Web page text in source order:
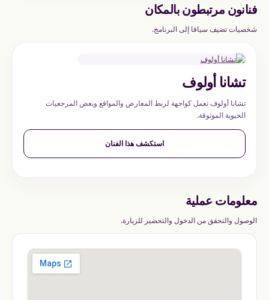
فنانون مرتبطون بالمكان
شخصيات تضيف سياقا إلى البرنامج.
تشانا أولوف
تشانا أولوف تعمل كواجهة لربط المعارض والمواقع وبعض المرجعيات
الحيوية الموثوقة.
استكشف هذا الفنان
معلومات عملية
الوصول والتحقق من الدخول والتحضير للزيارة.